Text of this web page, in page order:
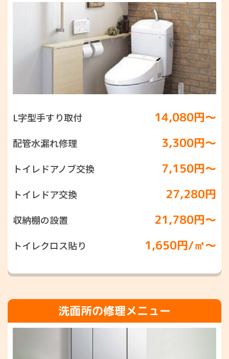
L字型手すり取付 14,080円〜
配管水漏れ修理 3,300円〜
トイレドアノブ交換 7,150円〜
トイレドア交換 27,280円
収納棚の設置 21,780円〜
トイレクロス貼り 1,650円/㎡〜
洗面所の修理メニュー